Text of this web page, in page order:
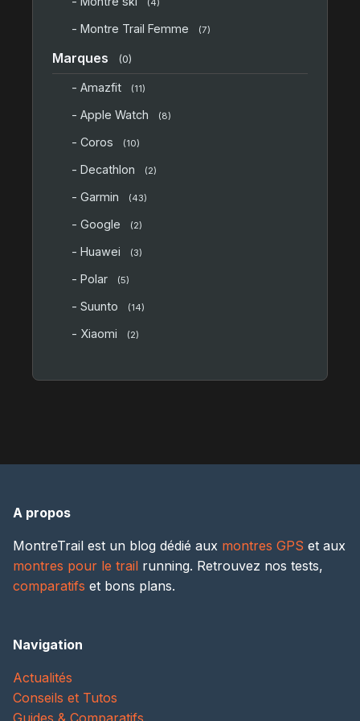
- Montre Trail Femme (7)
Marques (0)
- Amazfit (11)
- Apple Watch (8)
- Coros (10)
- Decathlon (2)
- Garmin (43)
- Google (2)
- Huawei (3)
- Polar (5)
- Suunto (14)
- Xiaomi (2)
A propos
MontreTrail est un blog dédié aux montres GPS et aux
montres pour le trail running. Retrouvez nos tests,
comparatifs et bons plans.
Navigation
Actualités
Conseils et Tutos
Guides & Comparatifs